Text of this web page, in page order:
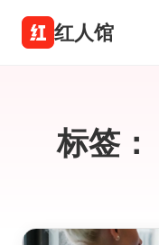
红人馆
标签：